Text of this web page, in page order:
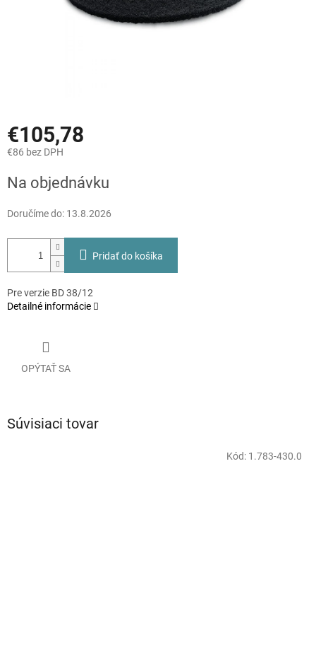
€105,78
€86 bez DPH
cena:
Na objednávku
Doručíme do: 13.8.2026
Pridať do košíka
Pre verzie BD 38/12
Detailné informácie
OPÝTAŤ SA
Súvisiaci tovar
Kód: 1.783-430.0